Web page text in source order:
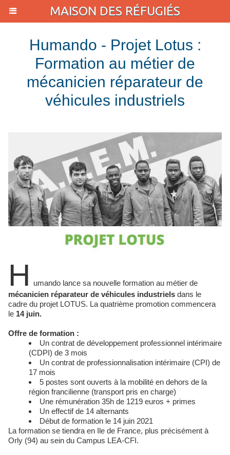
MAISON DES RÉFUGIÉS
Humando - Projet Lotus :
Formation au métier de
mécanicien réparateur de
véhicules industriels
H
umando lance sa nouvelle formation au métier de
mécanicien réparateur de véhicules industriels dans le
cadre du projet LOTUS. La quatrième promotion commencera
le 14 juin.
Offre de formation :
Un contrat de développement professionnel intérimaire
(CDPI) de 3 mois
Un contrat de professionnalisation intérimaire (CPI) de
17 mois
5 postes sont ouverts à la mobilité en dehors de la
région francilienne (transport pris en charge)
Une rémunération 35h de 1219 euros + primes
Un effectif de 14 alternants
Début de formation le 14 juin 2021
La formation se tiendra en Ile de France, plus précisément à
Orly (94) au sein du Campus LEA-CFI.